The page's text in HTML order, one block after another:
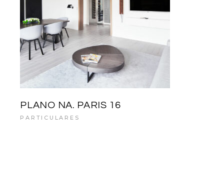
PLANO NA. PARIS 16
PARTICULARES